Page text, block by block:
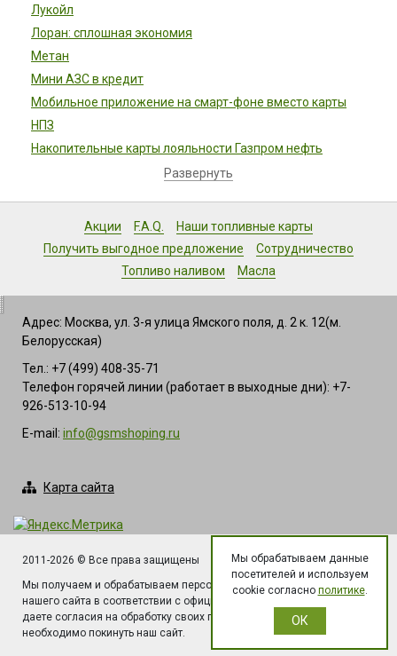
Лукойл
Лоран: сплошная экономия
Метан
Мини АЗС в кредит
Мобильное приложение на смарт-фоне вместо карты
НПЗ
Накопительные карты лояльности Газпром нефть
Развернуть
Акции F.A.Q.
Наши топливные карты
Получить выгодное предложение
Сотрудничество
Топливо наливом
Масла
Адрес: Москва, ул. 3-я улица Ямского поля, д. 2 к. 12(м.
Белорусская)
Тел.: +7 (499) 408-35-71
Телефон горячей линии (работает в выходные дни): +7-
926-513-10-94
E-mail: info@gsmshoping.ru
Карта сайта
2011-2026 © Все права защищены
Мы получаем и обрабатываем персональные данные посетителей
нашего сайта в соответствии с официальной политикой. Если Вы не
даете согласия на обработку своих персональных данных, Вам
необходимо покинуть наш сайт.
Мы обрабатываем данные
посетителей и используем
cookie согласно политике.
ОК